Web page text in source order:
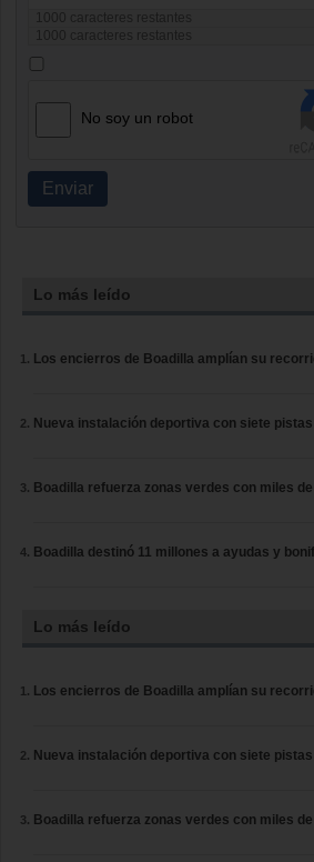
caracteres restantes
caracteres restantes
No soy un robot
Enviar
Lo más leído
Los encierros de Boadilla amplían su
Nueva instalación deportiva con siete pistas
Boadilla refuerza zonas verdes con miles
Boadilla destinó 11 millones a ayudas y
Lo más leído
Los encierros de Boadilla amplían su
Nueva instalación deportiva con siete pistas
Boadilla refuerza zonas verdes con miles